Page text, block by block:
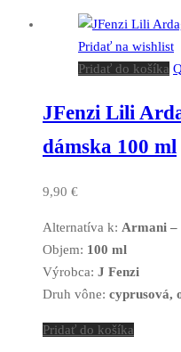
Pridať na wishlist
Pridať do košíka
JFenzi Lili
dámska 100 ml
9,90 €
Alternatíva k: Armani –
Objem: 100 ml
Výrobca: J Fenzi
Druh vône: cyprusová,
Pridať do košíka